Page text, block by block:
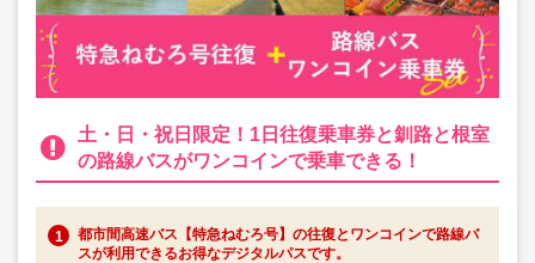
土・日・祝日限定！1日往復乗車券と釧路と根室
の路線バスがワンコインで乗車できる！
都市間高速バス【特急ねむろ号】の往復とワンコインで路線バ
スが利用できるお得なデジタルパスです。